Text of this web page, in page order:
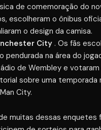
de comemoração do
escolheram o ônibus
o design da camisa.
City . Os fãs
pendurada na área do
de Wembley e votaram
sobre uma temporada
City.
muitas dessas enquetes